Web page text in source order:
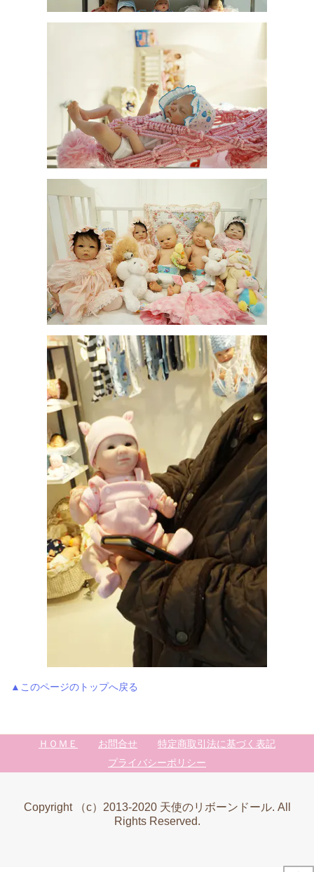
▲このページのトップへ戻る
ＨＯＭＥ お問合せ
特定商取引法に基づく表記
プライバシーポリシー
Copyright （c）2013-2020 天使のリボーンドール. All
Rights Reserved.